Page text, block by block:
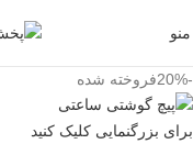
منو
-20% فروخته شده
برای بزرگنمایی کلیک کنید